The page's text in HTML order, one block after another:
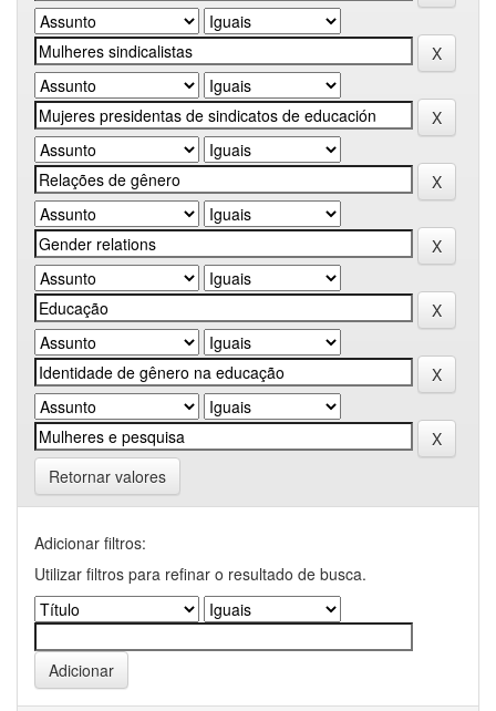
Retornar valores
Adicionar filtros:
Utilizar filtros para refinar o resultado de busca.